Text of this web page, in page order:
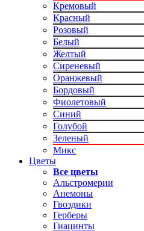
Кремовый
Красный
Розовый
Белый
Желтый
Сиреневый
Оранжевый
Бордовый
Фиолетовый
Синий
Голубой
Зеленый
Микс
Цветы
Все цветы
Альстромерии
Анемоны
Гвоздики
Герберы
Гиацинты